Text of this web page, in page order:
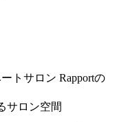
サロン空間